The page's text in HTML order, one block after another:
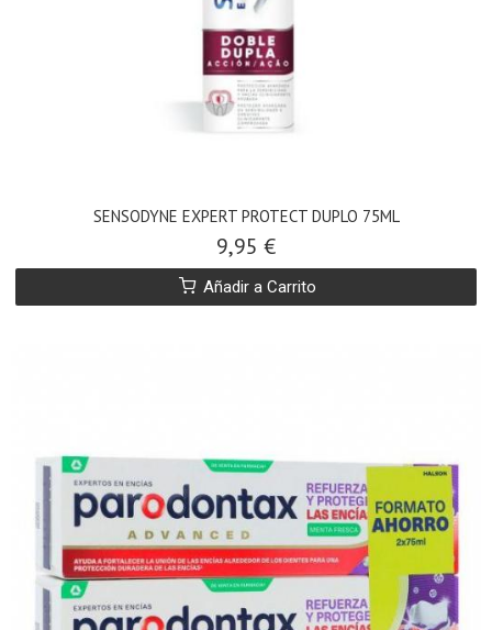
SENSODYNE EXPERT PROTECT DUPLO 75ML
9,95 €
Añadir a Carrito